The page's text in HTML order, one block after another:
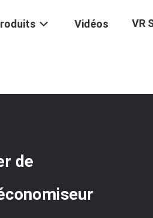
Vidéos VR
de